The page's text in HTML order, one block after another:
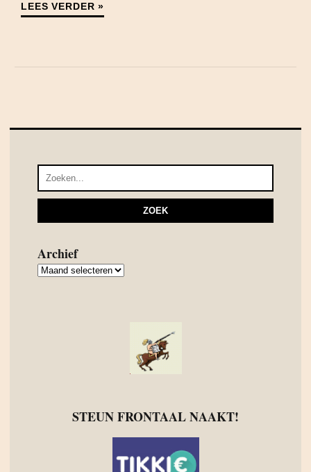
LEES VERDER »
Archief
Archief
STEUN FRONTAAL NAAKT!